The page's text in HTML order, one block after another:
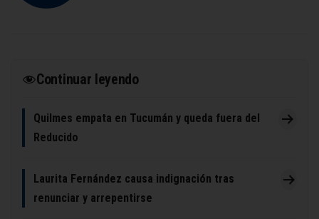
Continuar leyendo
Quilmes empata en Tucumán y queda fuera del
Reducido
Laurita Fernández causa indignación tras
renunciar y arrepentirse